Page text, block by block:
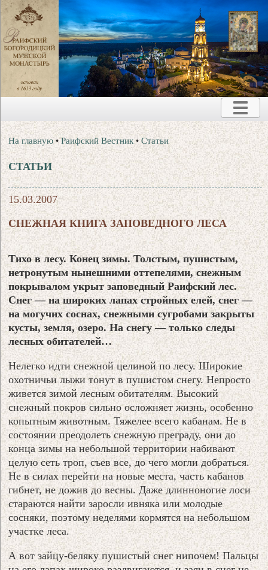
На главную •Раифский Вестник •Статьи
СТАТЬИ
15.03.2007
СНЕЖНАЯ КНИГА ЗАПОВЕДНОГО ЛЕСА
Тихо в лесу. Конец зимы. Толстым, пушистым,
нетронутым нынешними оттепелями, снежным
покрывалом укрыт заповедный Раифский лес.
Снег — на широких лапах стройных елей, снег —
на могучих соснах, снежными сугробами закрыты
кусты, земля, озеро. На снегу — только следы
лесных обитателей…
Нелегко идти снежной целиной по лесу. Широкие
охотничьи лыжи тонут в пушистом снегу. Непросто
живется зимой лесным обитателям. Высокий
снежный покров сильно осложняет жизнь, особенно
копытным животным. Тяжелее всего кабанам. Не в
состоянии преодолеть снежную преграду, они до
конца зимы на небольшой территории набивают
целую сеть троп, съев все, до чего могли добраться.
Не в силах перейти на новые места, часть кабанов
гибнет, не дожив до весны. Даже длинноногие лоси
стараются найти заросли ивняка или молодые
сосняки, поэтому неделями кормятся на небольшом
участке леса.
А вот зайцу-беляку пушистый снег нипочем! Пальцы